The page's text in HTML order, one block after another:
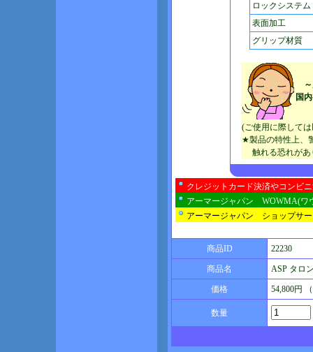
ロックシステム
表面加工
グリップ材質
～
国
(ご使用に際して
★製品の特性上、
触れる恐れがあ
クレジットカード決済やコンビ
アーマージャパン WOWMA(ワ
アーマージャパン ショップサ
商品ID 22230
商品名 ASP タロ
価格 54,800円
数量